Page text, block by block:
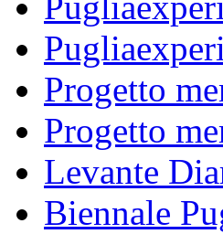
Progetto
Progetto
Levante
Biennale